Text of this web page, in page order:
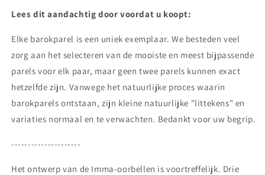
Lees dit aandachtig door voordat u koopt:
Elke barokparel is een uniek exemplaar. We besteden veel
zorg aan het selecteren van de mooiste en meest bijpassende
parels voor elk paar, maar geen twee parels kunnen exact
hetzelfde zijn. Vanwege het natuurlijke proces waarin
barokparels ontstaan, zijn kleine natuurlijke "littekens" en
variaties normaal en te verwachten. Bedankt voor uw begrip.
---------------------
Het ontwerp van de Imma-oorbellen is voortreffelijk. Drie